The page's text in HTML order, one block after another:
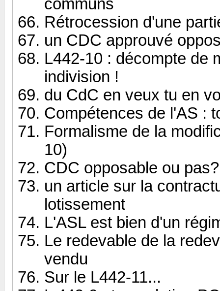
communs
Rétrocession d'une
un CDC approuvé
L442-10 : décompte de
indivision !
du CdC en veux tu en
Compétences de l'AS :
Formalisme de la
10)
CDC opposable ou pas?
un article sur la
lotissement
L'ASL est bien d'un
Le redevable de la
vendu
Sur le L442-11...